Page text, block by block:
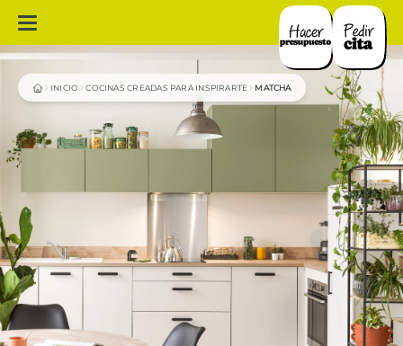
INICIO COCINAS CREADAS PARA INSPIRARTE MATCHA